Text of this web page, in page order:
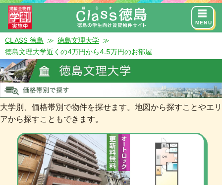
MENU
来店予約 お問い合わせ
CLASS 徳島
徳島文理大学
徳島文理大学近くの4万円から4.5万円のお部屋
大学別、価格帯別で物件を探せます。地図から探すことやエリ
アから探すこともできます。